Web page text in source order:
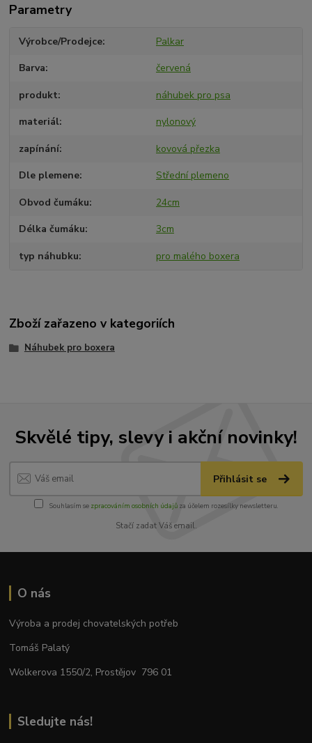
Parametry
Výrobce/Prodejce Palkar
Barva červená
produkt náhubek pro psa
materiál nylonový
zapínání kovová přezka
Dle plemene Střední plemeno
Obvod čumáku 24cm
Délka čumáku 3cm
typ náhubku pro malého boxera
Zboží zařazeno v kategoriích
Náhubek pro boxera
Skvělé tipy, slevy i akční novinky!
Přihlásit se
Souhlasím se zpracováním osobních údajůza účelem rozesílky newsletteru.
Stačí zadat Váš email.
O nás
Výroba a prodej chovatelských potřeb
Tomáš Palatý
Wolkerova 1550/2, Prostějov 796 01
Sledujte nás!